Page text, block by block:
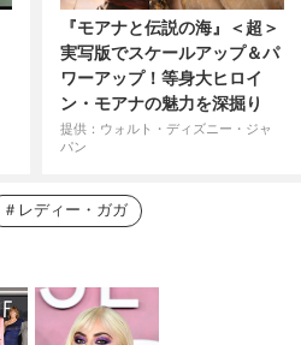
『モアナと伝説の海』＜超＞
実写版でスケールアップ＆パ
ワーアップ！等身大ヒロイ
ン・モアナの魅力を深掘り
提供：ウォルト・ディズニー・ジャ
パン
レディー・ガガ